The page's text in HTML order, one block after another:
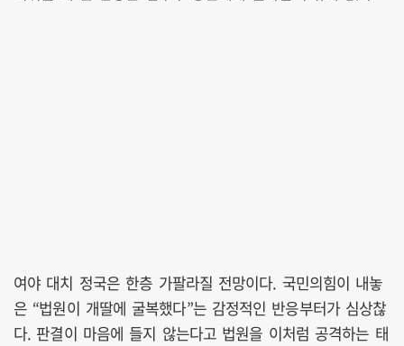
여야 대치 정국은 한층 가팔라질 전망이다. 국민의힘이 내놓
은 “법원이 개딸에 굴복했다”는 감정적인 반응부터가 심상찮
다. 판결이 마음에 들지 않는다고 법원을 이처럼 공격하는 태